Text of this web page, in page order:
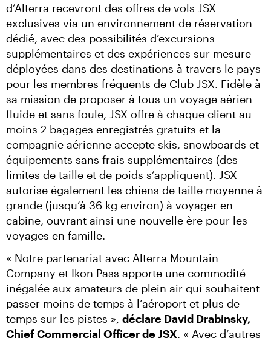
d’Alterra recevront des offres de vols JSX
exclusives via un environnement de réservation
dédié, avec des possibilités d’excursions
supplémentaires et des expériences sur mesure
déployées dans des destinations à travers le pays
pour les membres fréquents de Club JSX. Fidèle à
sa mission de proposer à tous un voyage aérien
fluide et sans foule, JSX offre à chaque client au
moins 2 bagages enregistrés gratuits et la
compagnie aérienne accepte skis, snowboards et
équipements sans frais supplémentaires (des
limites de taille et de poids s’appliquent). JSX
autorise également les chiens de taille moyenne à
grande (jusqu’à 36 kg environ) à voyager en
cabine, ouvrant ainsi une nouvelle ère pour les
voyages en famille.
« Notre partenariat avec Alterra Mountain
Company et Ikon Pass apporte une commodité
inégalée aux amateurs de plein air qui souhaitent
passer moins de temps à l’aéroport et plus de
temps sur les pistes », déclare David Drabinsky,
Chief Commercial Officer de JSX. « Avec d’autres